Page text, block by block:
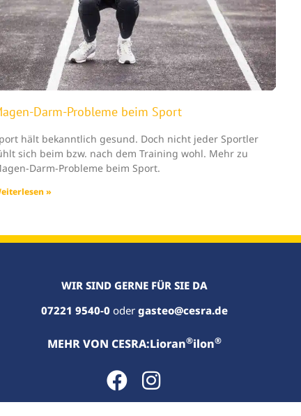
Darm-Probleme beim Sport
hält bekanntlich gesund. Doch nicht jeder Sportler
sich beim bzw. nach dem Training wohl. Mehr zu
Darm-Probleme beim Sport.
»
WIR SIND GERNE FÜR SIE DA
07221 9540-0oder gasteo@cesra.de
MEHR VON CESRA:Lioran®ilon®